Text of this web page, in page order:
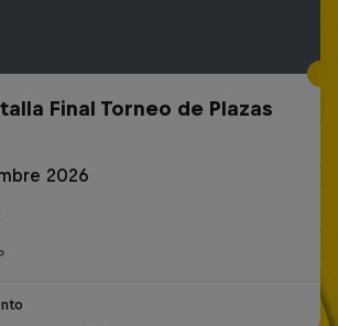
Final Torneo de Plazas
2026